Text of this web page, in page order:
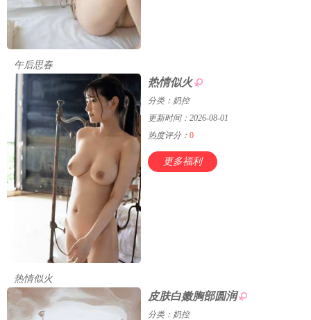
午后思春
热情似火
分类：奶控
更新时间：2026-08-01
热度评分：0
更多福利
热情似火
皮肤白嫩胸部圆润
分类：奶控